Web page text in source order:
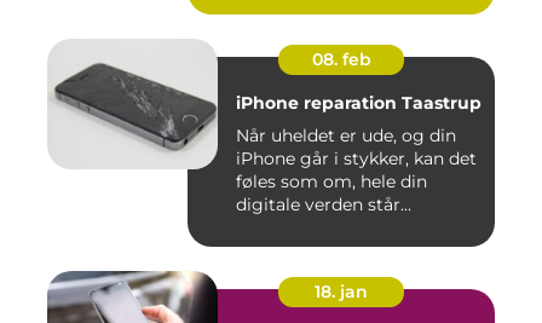
08. feb
iPhone reparation Taastrup
Når uheldet er ude, og din
iPhone går i stykker, kan det
føles som om, hele din
digitale verden står...
18. jan